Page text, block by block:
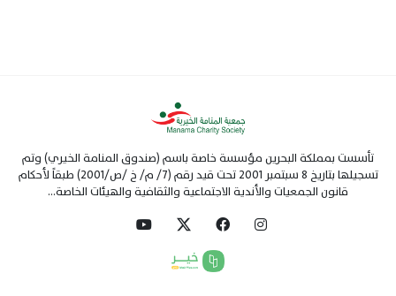
تأسست بمملكة البحرين مؤسسة خاصة باسم (صندوق المنامة الخيري) وتم
تسجيلها بتاريخ 8 سبتمبر 2001 تحت قيد رقم (7/ م/ خ /ص/2001) طبقاً لأحكام
قانون الجمعيات والأندية الاجتماعية والثقافية والهيئات الخاصة...